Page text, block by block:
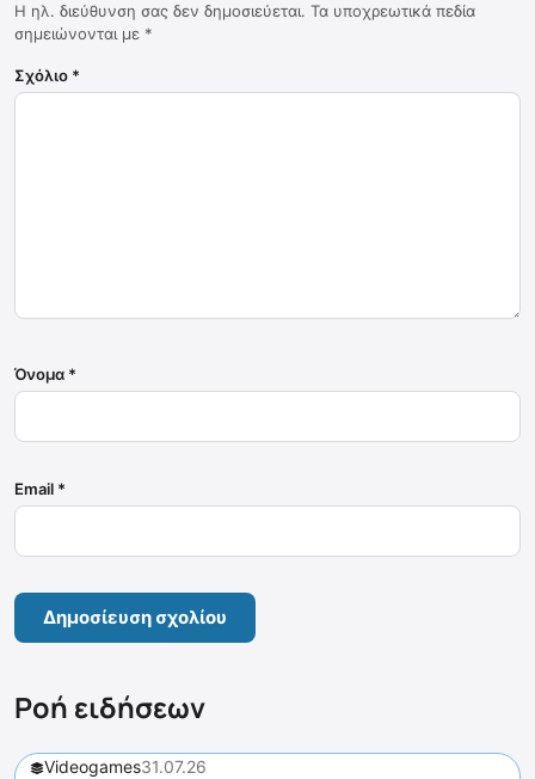
Η ηλ. διεύθυνση σας δεν δημοσιεύεται. Τα υποχρεωτικά πεδία
σημειώνονται με *
Σχόλιο *
Όνομα *
Email *
Ροή ειδήσεων
Videogames31.07.26